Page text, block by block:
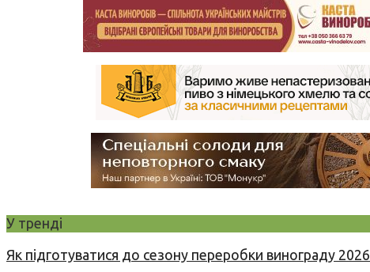
У тренді
Як підготуватися до сезону переробки винограду